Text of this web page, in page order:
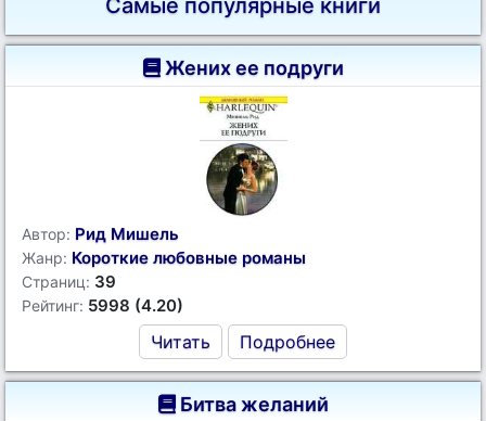
Самые популярные книги
Жених ее подруги
Автор: Рид Мишель
Жанр: Короткие любовные романы
Страниц: 39
Рейтинг: 5998 (4.20)
Читать Подробнее
Битва желаний